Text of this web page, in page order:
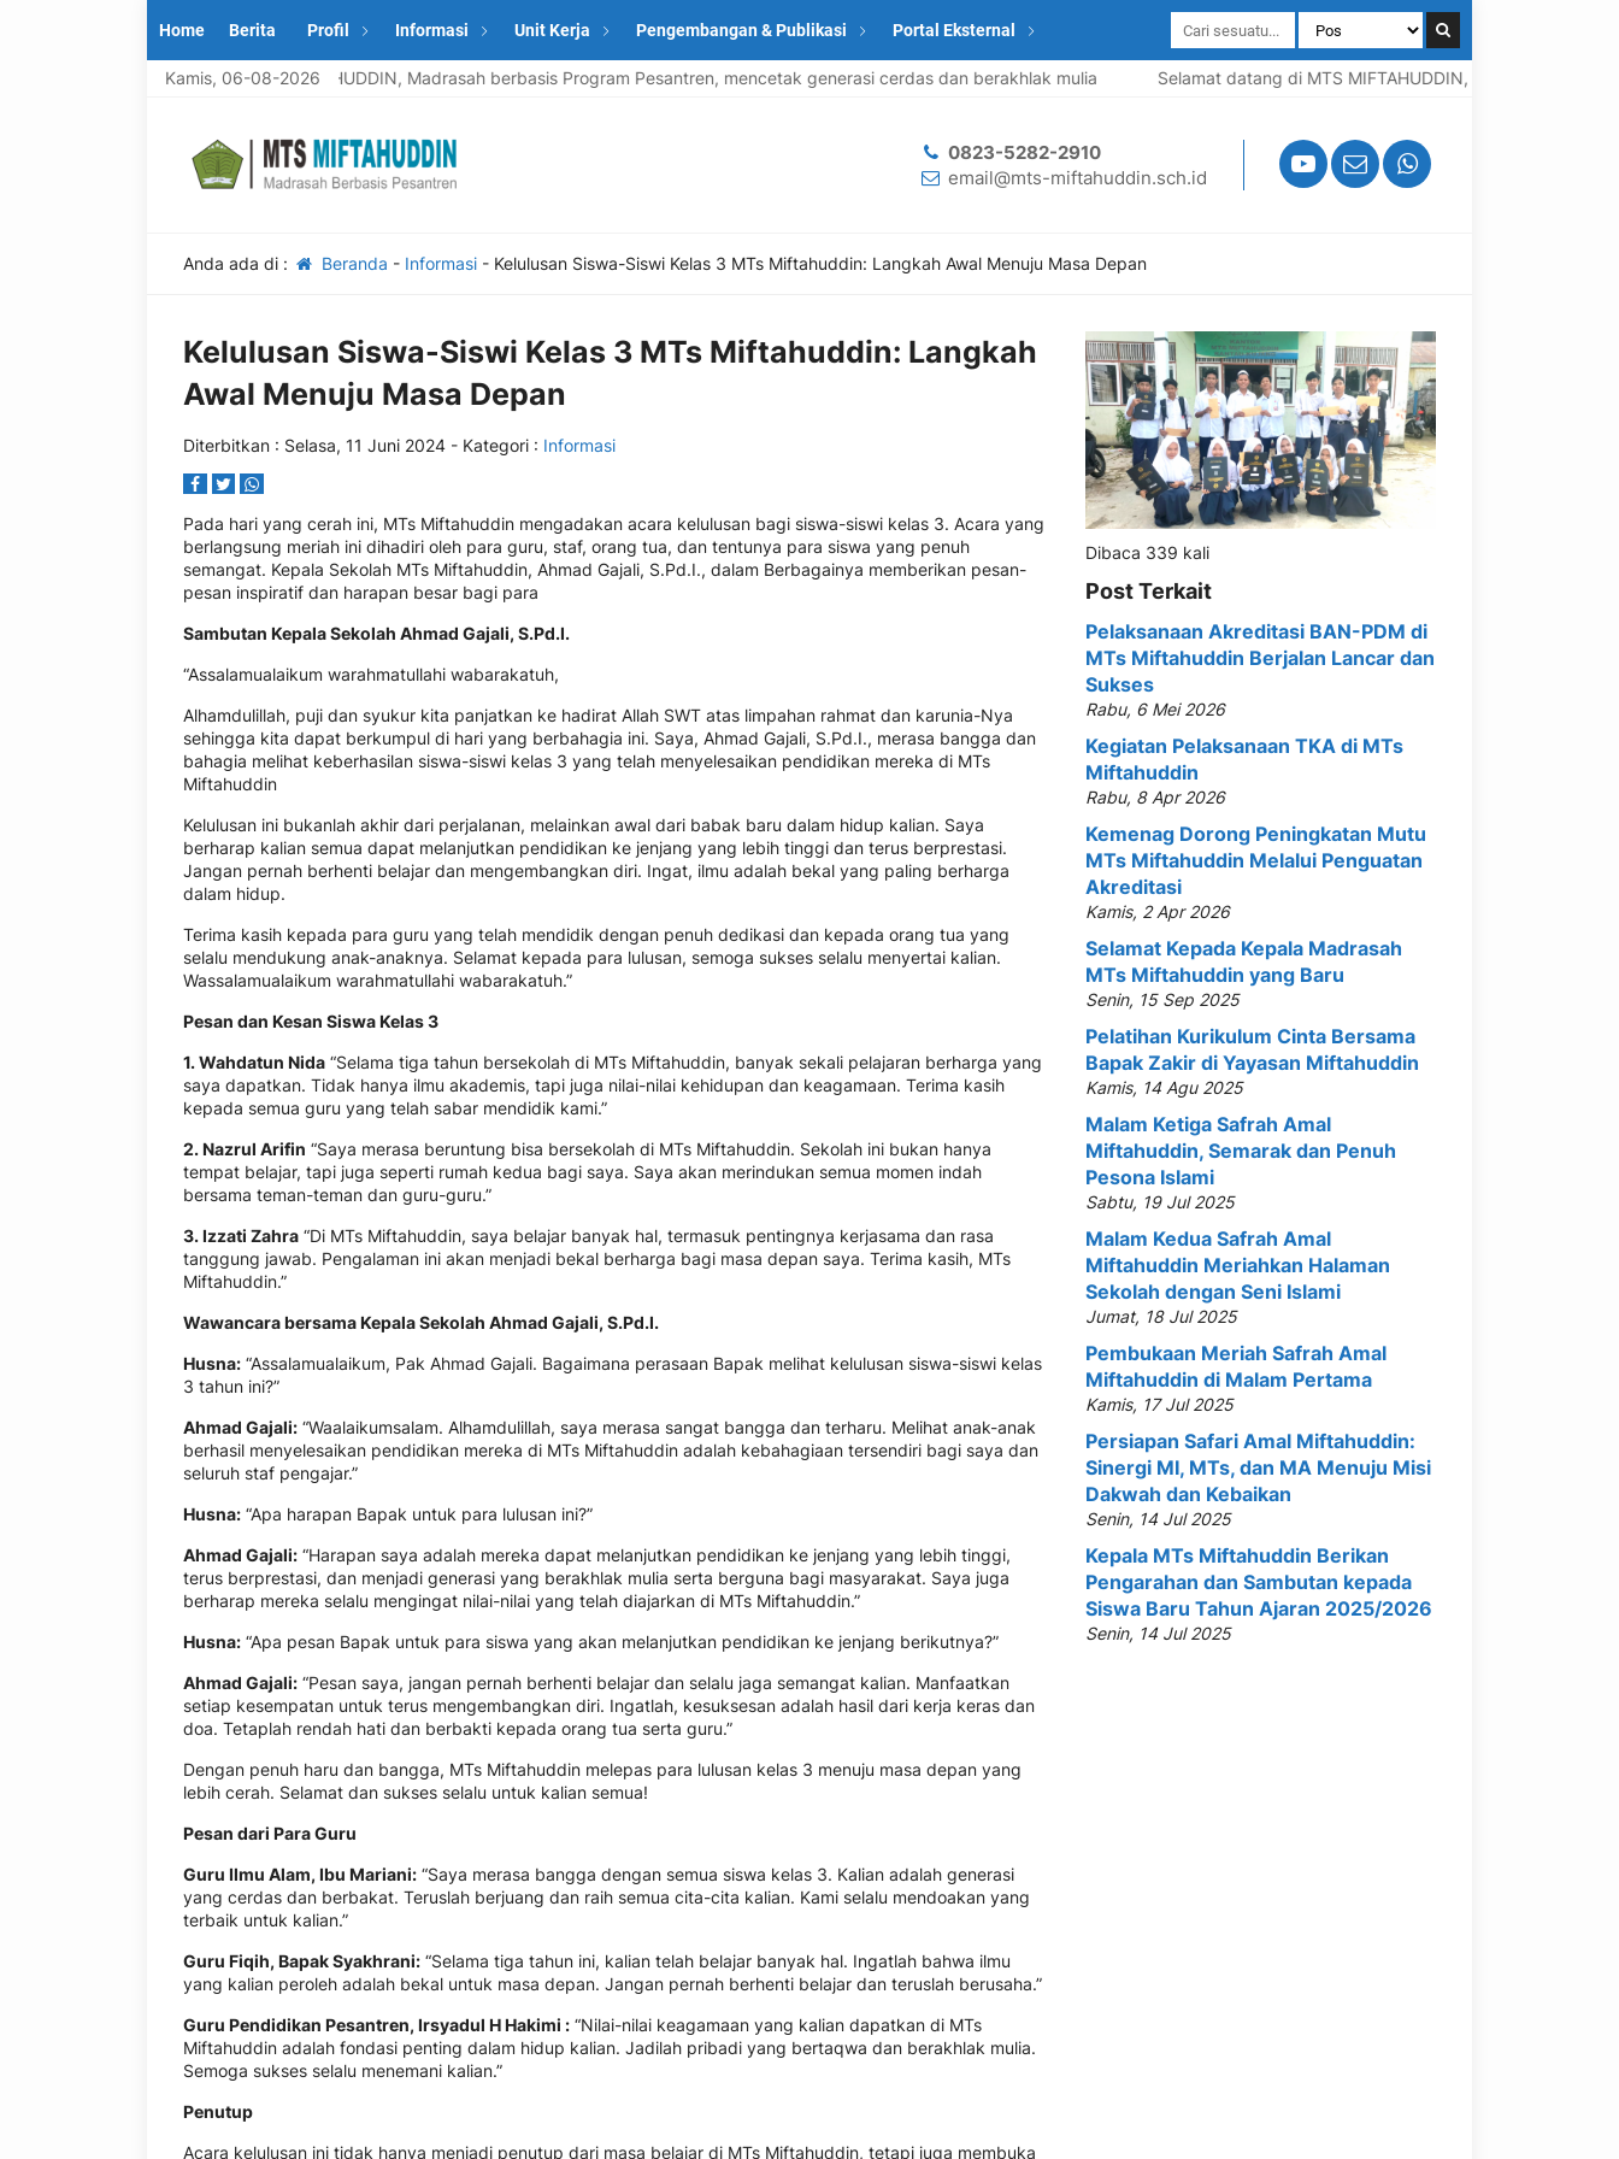
Home Berita Profil Informasi Unit Kerja Pengembangan & Publikasi Portal Eksternal
Kamis, 06-08-2026
Selamat datang di MTS MIFTAHUDDIN, Madrasah berbasis Program Pesantren, mencetak generasi cerdas dan berakhlak mulia Selamat datang di MTS MIFTAHUDDIN, Madrasah berbasis
0823-5282-2910
email@mts-miftahuddin.sch.id
Anda ada di : Beranda - Informasi- Kelulusan Siswa-Siswi Kelas 3 MTs Miftahuddin: Langkah Awal Menuju Masa Depan
Kelulusan Siswa-Siswi Kelas 3 MTs Miftahuddin: Langkah
Awal Menuju Masa Depan
Diterbitkan : Selasa, 11 Juni 2024 - Kategori : Informasi
Pada hari yang cerah ini, MTs Miftahuddin mengadakan acara kelulusan bagi siswa-siswi kelas 3. Acara yang
berlangsung meriah ini dihadiri oleh para guru, staf, orang tua, dan tentunya para siswa yang penuh
semangat. Kepala Sekolah MTs Miftahuddin, Ahmad Gajali, S.Pd.I., dalam Berbagainya memberikan pesan-
pesan inspiratif dan harapan besar bagi para
Sambutan Kepala Sekolah Ahmad Gajali, S.Pd.I.
“Assalamualaikum warahmatullahi wabarakatuh,
Alhamdulillah, puji dan syukur kita panjatkan ke hadirat Allah SWT atas limpahan rahmat dan karunia-Nya
sehingga kita dapat berkumpul di hari yang berbahagia ini. Saya, Ahmad Gajali, S.Pd.I., merasa bangga dan
bahagia melihat keberhasilan siswa-siswi kelas 3 yang telah menyelesaikan pendidikan mereka di MTs
Miftahuddin
Kelulusan ini bukanlah akhir dari perjalanan, melainkan awal dari babak baru dalam hidup kalian. Saya
berharap kalian semua dapat melanjutkan pendidikan ke jenjang yang lebih tinggi dan terus berprestasi.
Jangan pernah berhenti belajar dan mengembangkan diri. Ingat, ilmu adalah bekal yang paling berharga
dalam hidup.
Terima kasih kepada para guru yang telah mendidik dengan penuh dedikasi dan kepada orang tua yang
selalu mendukung anak-anaknya. Selamat kepada para lulusan, semoga sukses selalu menyertai kalian.
Wassalamualaikum warahmatullahi wabarakatuh.”
Pesan dan Kesan Siswa Kelas 3
1. Wahdatun Nida “Selama tiga tahun bersekolah di MTs Miftahuddin, banyak sekali pelajaran berharga yang
saya dapatkan. Tidak hanya ilmu akademis, tapi juga nilai-nilai kehidupan dan keagamaan. Terima kasih
kepada semua guru yang telah sabar mendidik kami.”
2. Nazrul Arifin “Saya merasa beruntung bisa bersekolah di MTs Miftahuddin. Sekolah ini bukan hanya
tempat belajar, tapi juga seperti rumah kedua bagi saya. Saya akan merindukan semua momen indah
bersama teman-teman dan guru-guru.”
3. Izzati Zahra “Di MTs Miftahuddin, saya belajar banyak hal, termasuk pentingnya kerjasama dan rasa
tanggung jawab. Pengalaman ini akan menjadi bekal berharga bagi masa depan saya. Terima kasih, MTs
Miftahuddin.”
Wawancara bersama Kepala Sekolah Ahmad Gajali, S.Pd.I.
Husna: “Assalamualaikum, Pak Ahmad Gajali. Bagaimana perasaan Bapak melihat kelulusan siswa-siswi kelas
3 tahun ini?”
Ahmad Gajali: “Waalaikumsalam. Alhamdulillah, saya merasa sangat bangga dan terharu. Melihat anak-anak
berhasil menyelesaikan pendidikan mereka di MTs Miftahuddin adalah kebahagiaan tersendiri bagi saya dan
seluruh staf pengajar.”
Husna: “Apa harapan Bapak untuk para lulusan ini?”
Ahmad Gajali: “Harapan saya adalah mereka dapat melanjutkan pendidikan ke jenjang yang lebih tinggi,
terus berprestasi, dan menjadi generasi yang berakhlak mulia serta berguna bagi masyarakat. Saya juga
berharap mereka selalu mengingat nilai-nilai yang telah diajarkan di MTs Miftahuddin.”
Husna: “Apa pesan Bapak untuk para siswa yang akan melanjutkan pendidikan ke jenjang berikutnya?”
Ahmad Gajali: “Pesan saya, jangan pernah berhenti belajar dan selalu jaga semangat kalian. Manfaatkan
setiap kesempatan untuk terus mengembangkan diri. Ingatlah, kesuksesan adalah hasil dari kerja keras dan
doa. Tetaplah rendah hati dan berbakti kepada orang tua serta guru.”
Dengan penuh haru dan bangga, MTs Miftahuddin melepas para lulusan kelas 3 menuju masa depan yang
lebih cerah. Selamat dan sukses selalu untuk kalian semua!
Pesan dari Para Guru
Guru Ilmu Alam, Ibu Mariani: “Saya merasa bangga dengan semua siswa kelas 3. Kalian adalah generasi
yang cerdas dan berbakat. Teruslah berjuang dan raih semua cita-cita kalian. Kami selalu mendoakan yang
terbaik untuk kalian.”
Guru Fiqih, Bapak Syakhrani: “Selama tiga tahun ini, kalian telah belajar banyak hal. Ingatlah bahwa ilmu
yang kalian peroleh adalah bekal untuk masa depan. Jangan pernah berhenti belajar dan teruslah berusaha.”
Guru Pendidikan Pesantren, Irsyadul H Hakimi : “Nilai-nilai keagamaan yang kalian dapatkan di MTs
Miftahuddin adalah fondasi penting dalam hidup kalian. Jadilah pribadi yang bertaqwa dan berakhlak mulia.
Semoga sukses selalu menemani kalian.”
Penutup
Acara kelulusan ini tidak hanya menjadi penutup dari masa belajar di MTs Miftahuddin, tetapi juga membuka
Dibaca 339 kali
Post Terkait
Pelaksanaan Akreditasi BAN-PDM di
MTs Miftahuddin Berjalan Lancar dan
Sukses
Rabu, 6 Mei 2026
Kegiatan Pelaksanaan TKA di MTs
Miftahuddin
Rabu, 8 Apr 2026
Kemenag Dorong Peningkatan Mutu
MTs Miftahuddin Melalui Penguatan
Akreditasi
Kamis, 2 Apr 2026
Selamat Kepada Kepala Madrasah
MTs Miftahuddin yang Baru
Senin, 15 Sep 2025
Pelatihan Kurikulum Cinta Bersama
Bapak Zakir di Yayasan Miftahuddin
Kamis, 14 Agu 2025
Malam Ketiga Safrah Amal
Miftahuddin, Semarak dan Penuh
Pesona Islami
Sabtu, 19 Jul 2025
Malam Kedua Safrah Amal
Miftahuddin Meriahkan Halaman
Sekolah dengan Seni Islami
Jumat, 18 Jul 2025
Pembukaan Meriah Safrah Amal
Miftahuddin di Malam Pertama
Kamis, 17 Jul 2025
Persiapan Safari Amal Miftahuddin:
Sinergi MI, MTs, dan MA Menuju Misi
Dakwah dan Kebaikan
Senin, 14 Jul 2025
Kepala MTs Miftahuddin Berikan
Pengarahan dan Sambutan kepada
Siswa Baru Tahun Ajaran 2025/2026
Senin, 14 Jul 2025